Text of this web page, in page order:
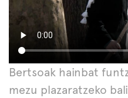
Bertsoak hainbat
mezu plazaratzeko